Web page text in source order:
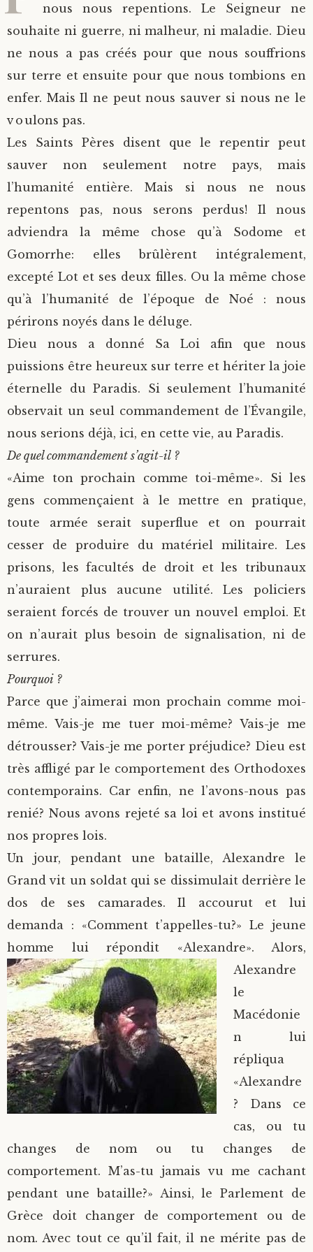
Saint Sophrony l’Athonite
Sainte Xenia
Sainte Matrone de Moscou
Staritsa Marie Makovkine
Natalia de Vyritsa
Staritsa Anastasia
Archimandrite Lazare (Abachidzé)
Geronda Arsenios le Spiléote
Gerondissa Makrina (Vassopoulou)
Archimandrite Nathanaël (Pospelov)
Père Héliodore
nous nous repentions. Le Seigneur ne
souhaite ni guerre, ni malheur, ni maladie. Dieu
ne nous a pas créés pour que nous souffrions
sur terre et ensuite pour que nous tombions en
enfer. Mais Il ne peut nous sauver si nous ne le
voulons pas.
Les Saints Pères disent que le repentir peut
sauver non seulement notre pays, mais
l’humanité entière. Mais si nous ne nous
repentons pas, nous serons perdus! Il nous
adviendra la même chose qu’à Sodome et
Gomorrhe: elles brûlèrent intégralement,
excepté Lot et ses deux filles. Ou la même chose
qu’à l’humanité de l’époque de Noé : nous
périrons noyés dans le déluge.
Dieu nous a donné Sa Loi afin que nous
puissions être heureux sur terre et hériter la joie
éternelle du Paradis. Si seulement l’humanité
observait un seul commandement de l’Évangile,
nous serions déjà, ici, en cette vie, au Paradis.
De quel commandement s’agit-il ?
«Aime ton prochain comme toi-même». Si les
gens commençaient à le mettre en pratique,
toute armée serait superflue et on pourrait
cesser de produire du matériel militaire. Les
prisons, les facultés de droit et les tribunaux
n’auraient plus aucune utilité. Les policiers
seraient forcés de trouver un nouvel emploi. Et
on n’aurait plus besoin de signalisation, ni de
serrures.
Pourquoi ?
Parce que j’aimerai mon prochain comme moi-
même. Vais-je me tuer moi-même? Vais-je me
détrousser? Vais-je me porter préjudice? Dieu est
très affligé par le comportement des Orthodoxes
contemporains. Car enfin, ne l’avons-nous pas
renié? Nous avons rejeté sa loi et avons institué
nos propres lois.
Un jour, pendant une bataille, Alexandre le
Grand vit un soldat qui se dissimulait derrière le
dos de ses camarades. Il accourut et lui
demanda : «Comment t’appelles-tu?» Le jeune
homme lui répondit «Alexandre». Alors,
Alexandre
le
Macédonie
n lui
répliqua
«Alexandre
? Dans ce
cas, ou tu
changes de nom ou tu changes de
comportement. M’as-tu jamais vu me cachant
pendant une bataille?» Ainsi, le Parlement de
Grèce doit changer de comportement ou de
nom. Avec tout ce qu’il fait, il ne mérite pas de